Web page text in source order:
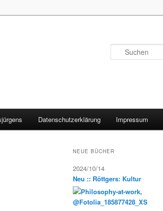
Datenschutzerklärung Impressum
NEUE BÜCHER
2024/10/14
Neu :: Röttgers: Kultur